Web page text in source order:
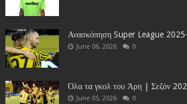
Ανασκόπηση Super League
June 06, 2026 0
Όλα τα γκολ του Άρη | Σεζόν
June 05, 2026 0